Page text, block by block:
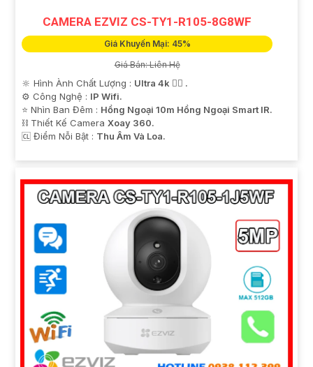
CAMERA EZVIZ CS-TY1-R105-8G8WF
Giá Khuyến Mại: 45%
Giá Bán: Liên Hệ
🔆 Hình Ành Chất Lượng : Ultra 4k 👍🏾 .
⚙ Công Nghệ : IP Wifi.
⭐ Nhìn Ban Đêm : Hồng Ngoại 10m Hồng Ngoại Smart IR.
⛓ Thiết Kế Camera Xoay 360.
️🆑 Điểm Nỗi Bật : Thu Âm Và Loa.